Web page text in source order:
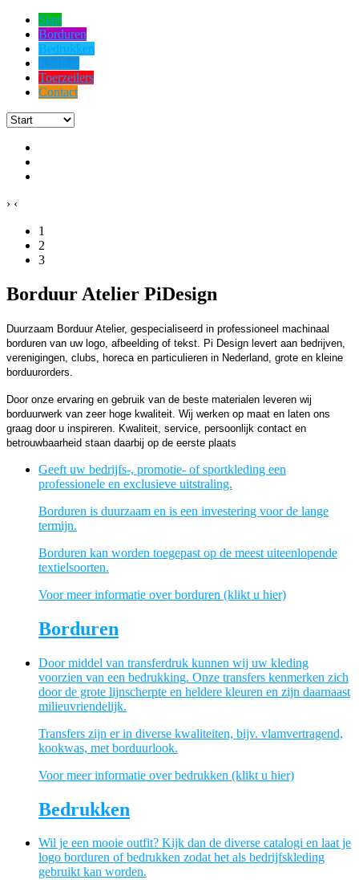
Start
Borduren
Bedrukken
Kleding
Toerzeilers
Contact
› ‹
1
2
3
Borduur Atelier PiDesign
Duurzaam Borduur Atelier, gespecialiseerd in professioneel machinaal
borduren van uw logo, afbeelding of tekst. Pi Design levert aan bedrijven,
verenigingen, clubs, horeca en particulieren in Nederland, grote en kleine
borduurorders.
Door onze ervaring en gebruik van de beste materialen leveren wij
borduurwerk van zeer hoge kwaliteit. Wij werken op maat en laten ons
graag door u inspireren. Kwaliteit, service, persoonlijk contact en
betrouwbaarheid staan daarbij op de eerste plaats
Geeft uw bedrijfs-, promotie- of sportkleding een
professionele en exclusieve uitstraling.
Borduren is duurzaam en is een investering voor de lange
termijn.
Borduren kan worden toegepast op de meest uiteenlopende
textielsoorten.
Voor meer informatie over borduren (klikt u hier)
Borduren
Door middel van transferdruk kunnen wij uw kleding
voorzien van een bedrukking. Onze transfers kenmerken zich
door de grote lijnscherpte en heldere kleuren en zijn daarnaast
milieuvriendelijk.
Transfers zijn er in diverse kwaliteiten, bijv. vlamvertragend,
kookwas, met borduurlook.
Voor meer informatie over bedrukken (klikt u hier)
Bedrukken
Wil je een mooie outfit? Kijk dan de diverse catalogi en laat je
logo borduren of bedrukken zodat het als bedrijfskleding
gebruikt kan worden.